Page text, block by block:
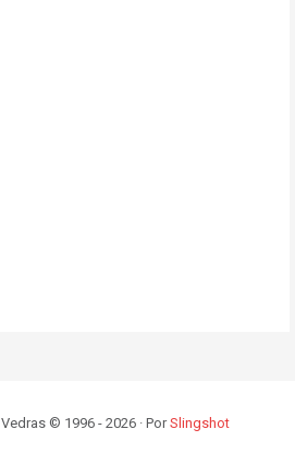
© 1996 - 2026 · PorSlingshot